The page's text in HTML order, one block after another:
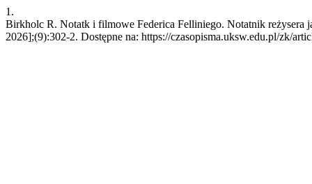
1.
Birkholc R. Notatk i filmowe Federica Felliniego. Notatnik reżysera
2026];(9):302-2. Dostępne na: https://czasopisma.uksw.edu.pl/zk/